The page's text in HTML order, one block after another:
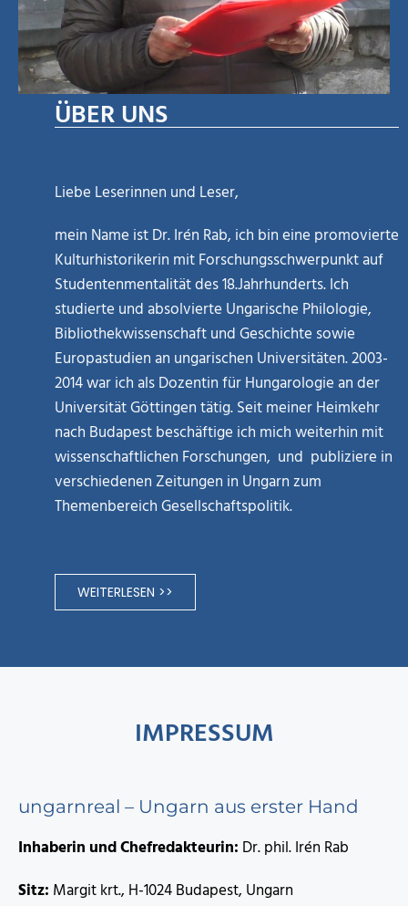
ÜBER UNS
Liebe Leserinnen und Leser,
mein Name ist Dr. Irén Rab, ich bin eine promovierte
Kulturhistorikerin mit Forschungsschwerpunkt auf
Studentenmentalität des 18.Jahrhunderts. Ich
studierte und absolvierte Ungarische Philologie,
Bibliothekwissenschaft und Geschichte sowie
Europastudien an ungarischen Universitäten. 2003-
2014 war ich als Dozentin für Hungarologie an der
Universität Göttingen tätig. Seit meiner Heimkehr
nach Budapest beschäftige ich mich weiterhin mit
wissenschaftlichen Forschungen, und publiziere in
verschiedenen Zeitungen in Ungarn zum
Themenbereich Gesellschaftspolitik.
WEITERLESEN >>
IMPRESSUM
ungarnreal – Ungarn aus erster Hand
Inhaberin und Chefredakteurin: Dr. phil. Irén Rab
Sitz: Margit krt., H-1024 Budapest, Ungarn